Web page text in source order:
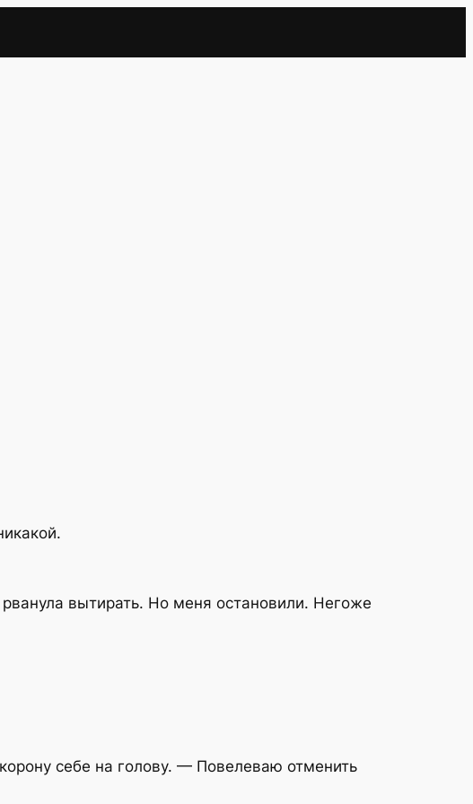
вытирать. Но меня остановили. Негоже
себе на голову. — Повелеваю отменить